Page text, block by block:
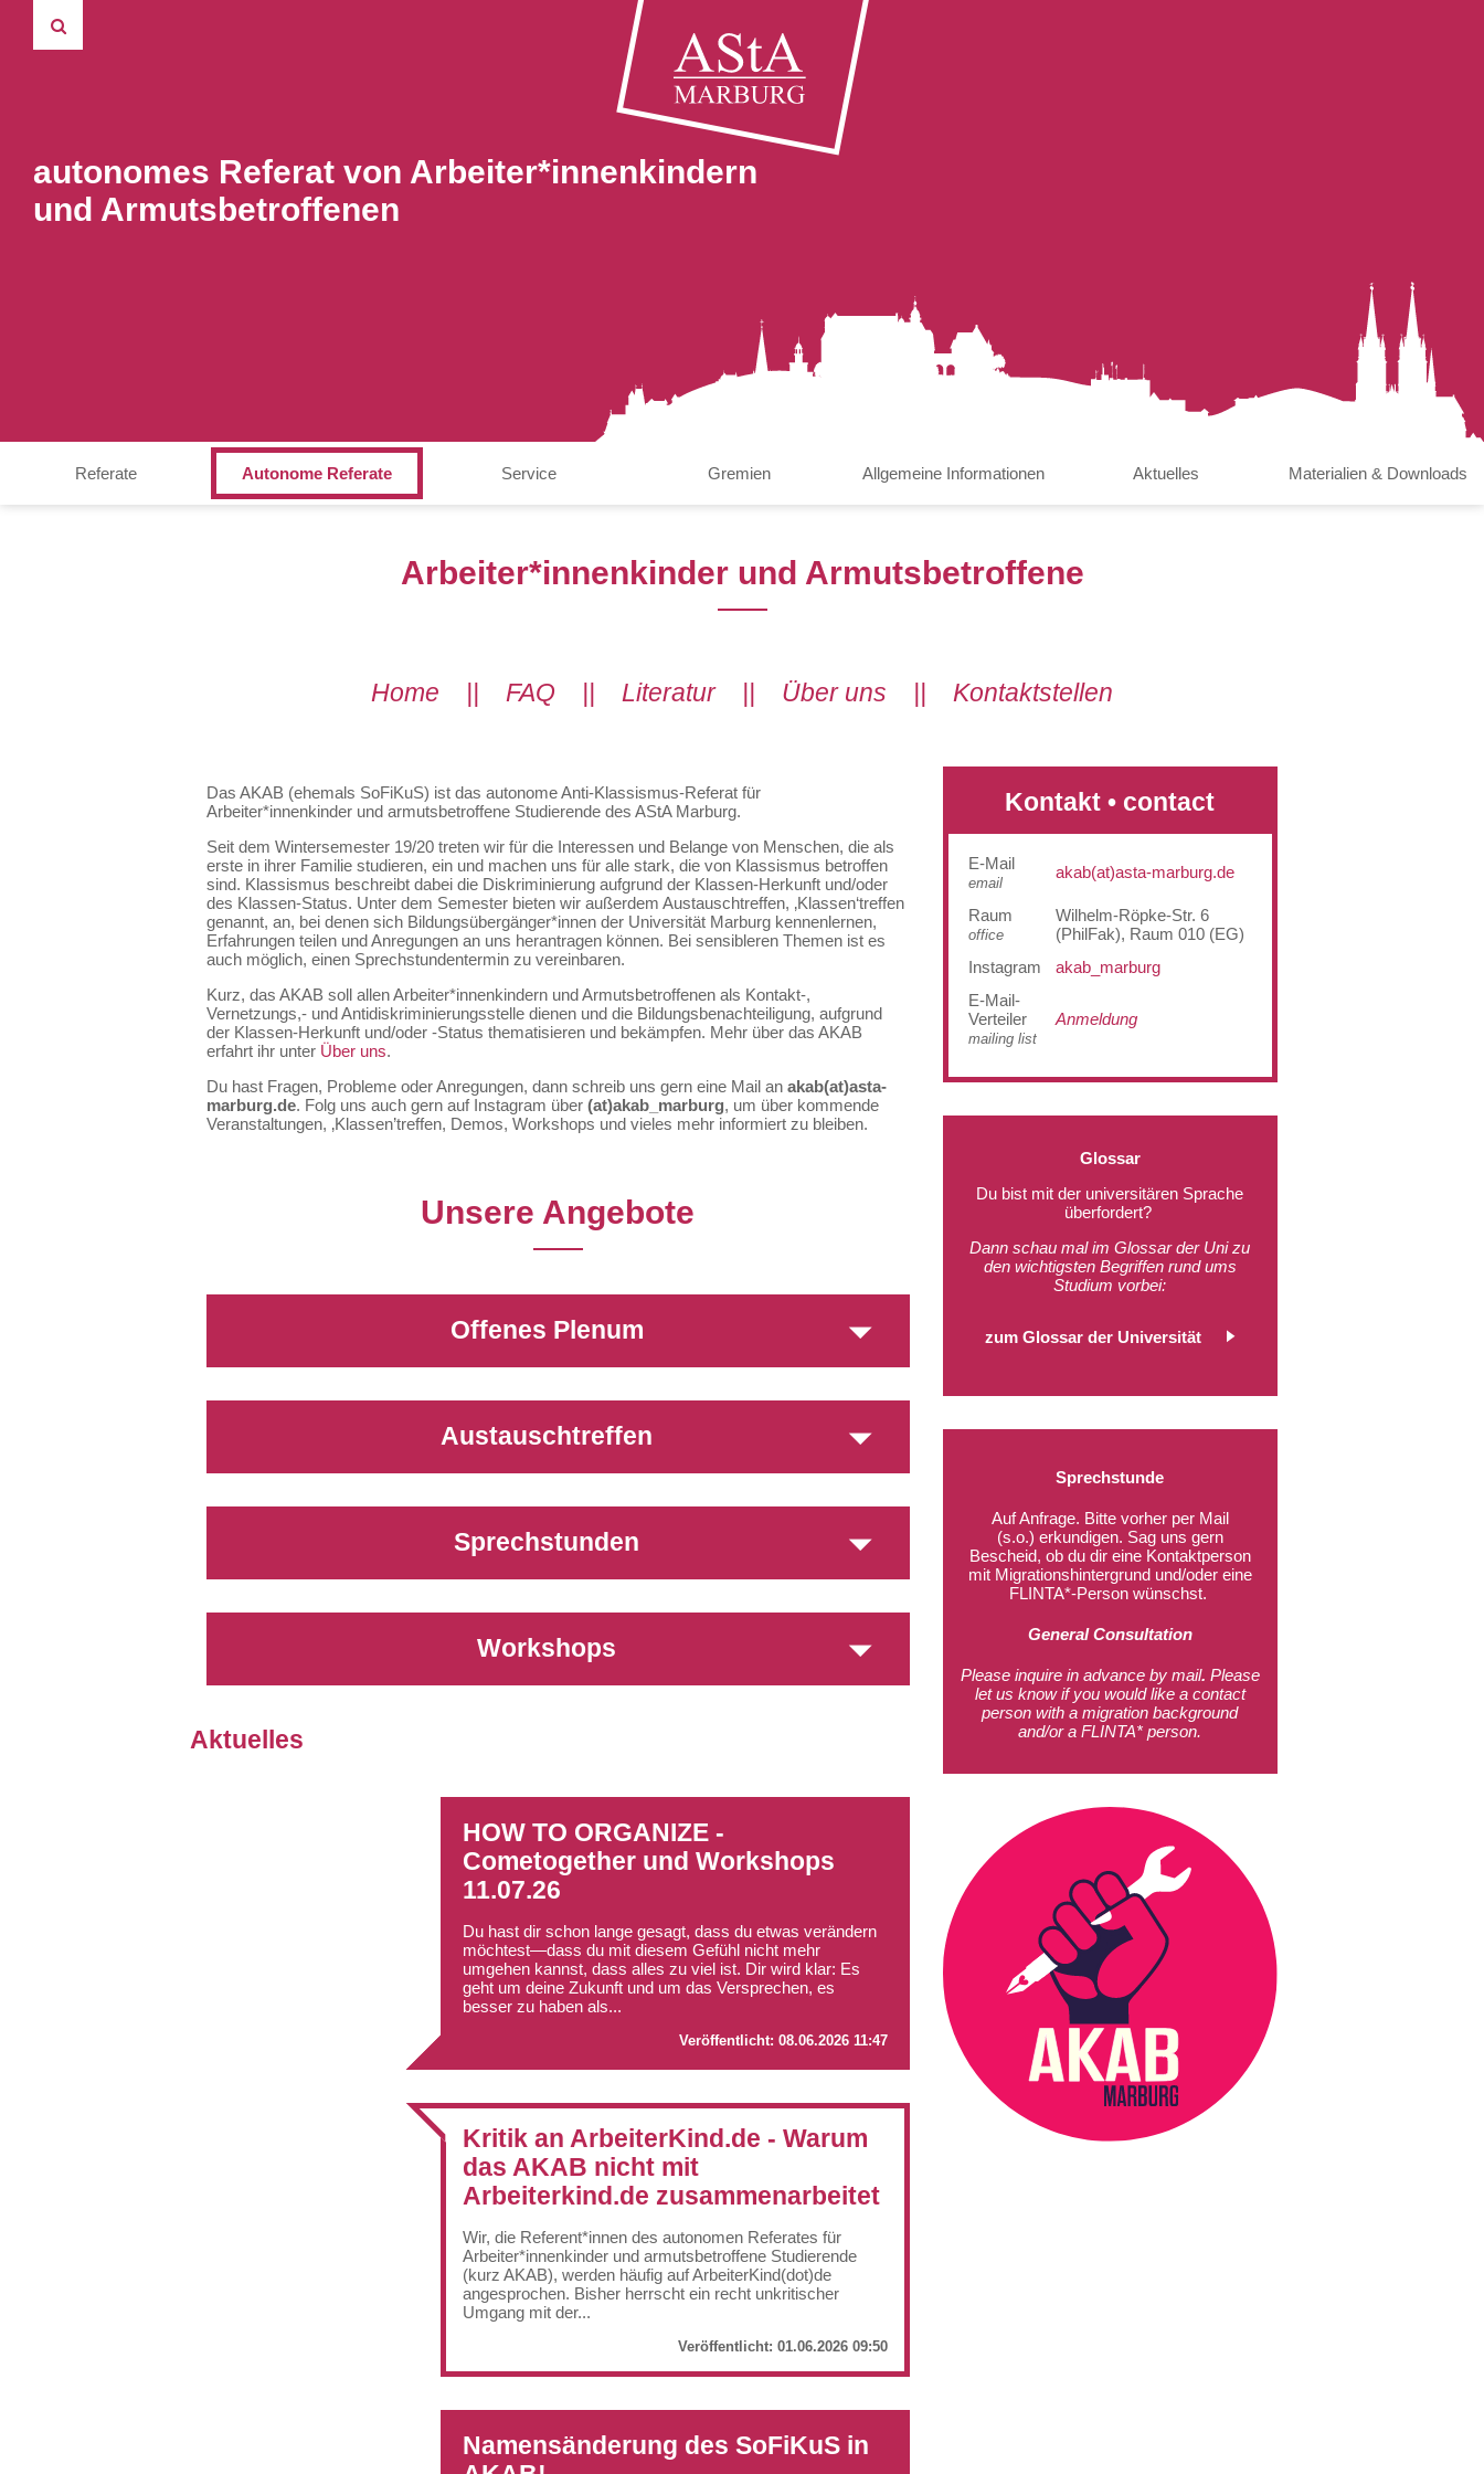
autonomes Referat von Arbeiter*innenkindern
und Armutsbetroffenen
Referate Autonome Referate Service Gremien Allgemeine Informationen Aktuelles Materialien & Downloads
Arbeiter*innenkinder und Armutsbetroffene
Home FAQ Literatur|| Über uns Kontaktstellen
Das AKAB (ehemals SoFiKuS) ist das autonome Anti-Klassismus-Referat für
Arbeiter*innenkinder und armutsbetroffene Studierende des AStA Marburg.
Seit dem Wintersemester 19/20 treten wir für die Interessen und Belange von Menschen, die als
erste in ihrer Familie studieren, ein und machen uns für alle stark, die von Klassismus betroffen
sind. Klassismus beschreibt dabei die Diskriminierung aufgrund der Klassen-Herkunft und/oder
des Klassen-Status. Unter dem Semester bieten wir außerdem Austauschtreffen, ‚Klassen‘treffen
genannt, an, bei denen sich Bildungsübergänger*innen der Universität Marburg kennenlernen,
Erfahrungen teilen und Anregungen an uns herantragen können. Bei sensibleren Themen ist es
auch möglich, einen Sprechstundentermin zu vereinbaren.
Kurz, das AKAB soll allen Arbeiter*innenkindern und Armutsbetroffenen als Kontakt-,
Vernetzungs,- und Antidiskriminierungsstelle dienen und die Bildungsbenachteiligung, aufgrund
der Klassen-Herkunft und/oder -Status thematisieren und bekämpfen. Mehr über das AKAB
erfahrt ihr unter Über uns.
Du hast Fragen, Probleme oder Anregungen, dann schreib uns gern eine Mail an akab(at)asta-
marburg.de. Folg uns auch gern auf Instagram über (at)akab_marburg, um über kommende
Veranstaltungen, ‚Klassen’treffen, Demos, Workshops und vieles mehr informiert zu bleiben.
Unsere Angebote
Offenes Plenum
Austauschtreffen
Sprechstunden
Workshops
Aktuelles
HOW TO ORGANIZE -
Cometogether und Workshops
11.07.26
Du hast dir schon lange gesagt, dass du etwas verändern
möchtest—dass du mit diesem Gefühl nicht mehr
umgehen kannst, dass alles zu viel ist. Dir wird klar: Es
geht um deine Zukunft und um das Versprechen, es
besser zu haben als...
Veröffentlicht: 08.06.2026 11:47
Kritik an ArbeiterKind.de - Warum
das AKAB nicht mit
Arbeiterkind.de zusammenarbeitet
Wir, die Referent*innen des autonomen Referates für
Arbeiter*innenkinder und armutsbetroffene Studierende
(kurz AKAB), werden häufig auf ArbeiterKind(dot)de
angesprochen. Bisher herrscht ein recht unkritischer
Umgang mit der...
Veröffentlicht: 01.06.2026 09:50
Namensänderung des SoFiKuS in
Kontakt • contact
E-Mail
email
akab(at)asta-marburg.de
Raum
office
Wilhelm-Röpke-Str. 6
(PhilFak), Raum 010 (EG)
Instagram
akab_marburg
E-Mail-
Verteiler
mailing list
Anmeldung
Glossar
Du bist mit der universitären Sprache
überfordert?
Dann schau mal im Glossar der Uni zu
den wichtigsten Begriffen rund ums
Studium vorbei:
zum Glossar der Universität
Sprechstunde
Auf Anfrage. Bitte vorher per Mail
(s.o.) erkundigen. Sag uns gern
Bescheid, ob du dir eine Kontaktperson
mit Migrationshintergrund und/oder eine
FLINTA*-Person wünschst.
General Consultation
Please inquire in advance by mail. Please
let us know if you would like a contact
person with a migration background
and/or a FLINTA* person.